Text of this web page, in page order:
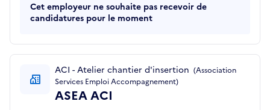
Cet employeur ne souhaite pas recevoir de
candidatures pour le moment
ACI - Atelier chantier d'insertion (Association
Services Emploi Accompagnement)
ASEA ACI